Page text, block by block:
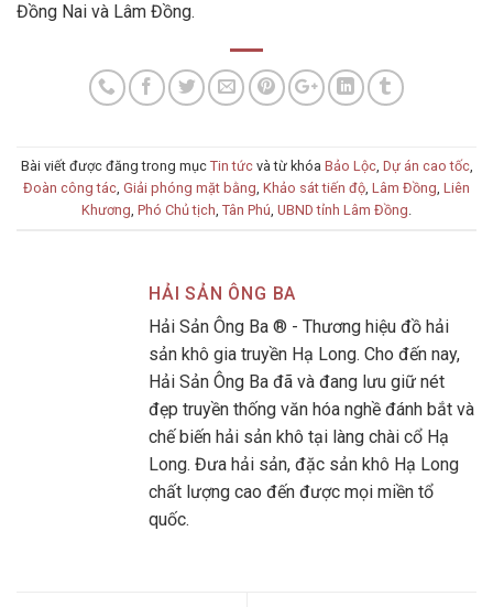
Đồng Nai và Lâm Đồng.
Bài viết được đăng trong mục Tin tứcvà từ khóa Bảo Lộc, Dự án cao tốc,
Đoàn công tác Giải phóng mặt bằng Khảo sát tiến độ Lâm Đồng Liên
Khương Phó Chủ tịch Tân Phú UBND tỉnh Lâm Đồng
HẢI SẢN ÔNG BA
Hải Sản Ông Ba ® - Thương hiệu đồ hải
sản khô gia truyền Hạ Long. Cho đến nay,
Hải Sản Ông Ba đã và đang lưu giữ nét
đẹp truyền thống văn hóa nghề đánh bắt và
chế biến hải sản khô tại làng chài cổ Hạ
Long. Đưa hải sản, đặc sản khô Hạ Long
chất lượng cao đến được mọi miền tổ
quốc.